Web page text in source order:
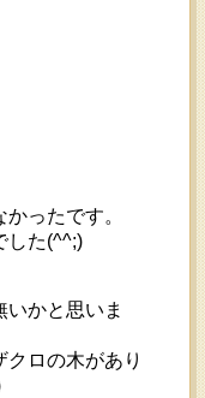
ったです。
した(^^;)
かと思いま
クロの木があり